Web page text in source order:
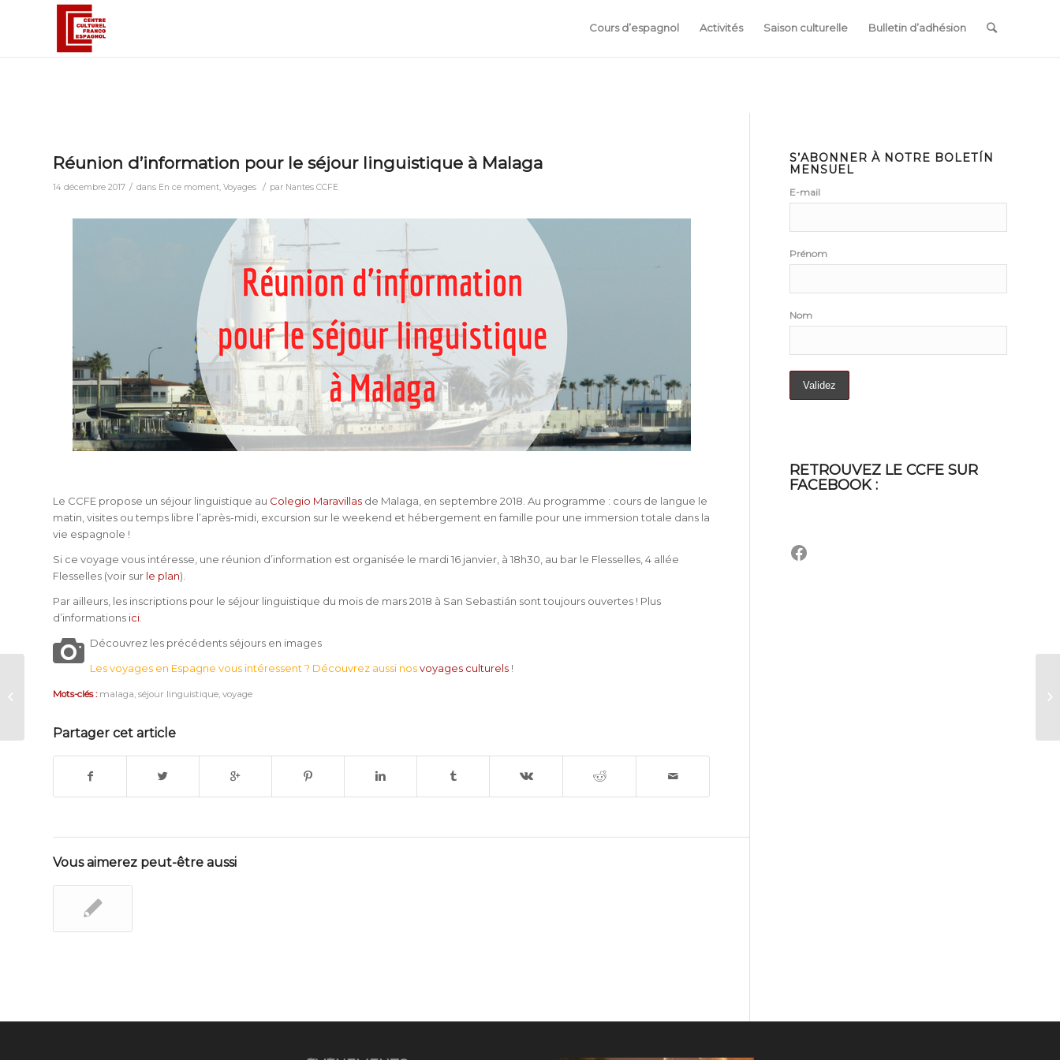
Cours d’espagnol Activités Saison culturelle Bulletin d’adhésion
Réunion d’information pour le séjour linguistique à Malaga
14 décembre 2017 / dans En ce moment, Voyages / par Nantes CCFE
Le CCFE propose un séjour linguistique au Colegio Maravillas de Malaga, en septembre 2018. Au programme : cours de langue le
matin, visites ou temps libre l’après-midi, excursion sur le weekend et hébergement en famille pour une immersion totale dans la
vie espagnole !
Si ce voyage vous intéresse, une réunion d’information est organisée le mardi 16 janvier, à 18h30, au bar le Flesselles, 4 allée
Flesselles (voir sur le plan).
Par ailleurs, les inscriptions pour le séjour linguistique du mois de mars 2018 à San Sebastián sont toujours ouvertes ! Plus
d’informations ici.
Découvrez les précédents séjours en images
Les voyages en Espagne vous intéressent ? Découvrez aussi nosvoyages culturels!
Mots-clés : malaga, séjour linguistique, voyage
Partager cet article
Vous aimerez peut-être aussi
S’ABONNER À NOTRE BOLETÍN
MENSUEL
E-mail
Prénom
Nom
RETROUVEZ LE CCFE SUR
FACEBOOK :
Facebook
Ouverture des inscriptions pour le